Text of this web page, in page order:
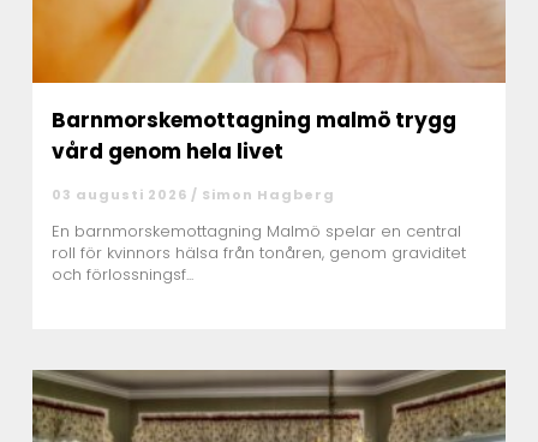
Barnmorskemottagning malmö trygg
vård genom hela livet
03 augusti 2026 / Simon Hagberg
En barnmorskemottagning Malmö spelar en central
roll för kvinnors hälsa från tonåren, genom graviditet
och förlossningsf...